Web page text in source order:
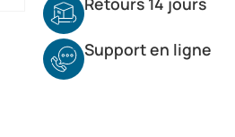
Support en ligne